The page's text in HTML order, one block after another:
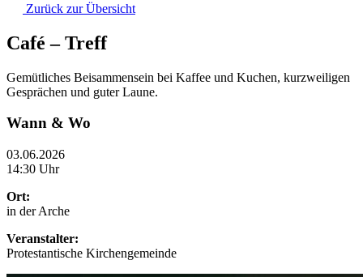
Zurück zur Übersicht
Café – Treff
Gemütliches Beisammensein bei Kaffee und Kuchen, kurzweiligen
Gesprächen und guter Laune.
Wann & Wo
03.06.2026
14:30 Uhr
Ort:
in der Arche
Veranstalter:
Protestantische Kirchengemeinde